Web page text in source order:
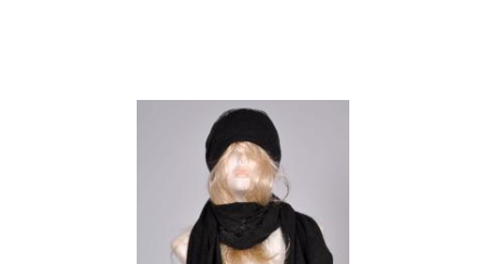
do koszyka